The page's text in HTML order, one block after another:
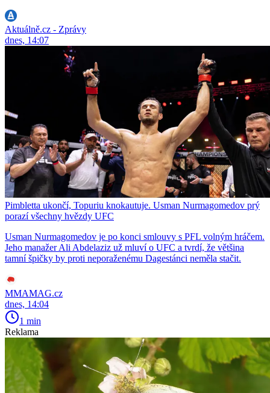
Aktuálně.cz - Zprávy
dnes, 14:07
Pimbletta ukončí, Topuriu knokautuje. Usman Nurmagomedov prý
porazí všechny hvězdy UFC
Usman Nurmagomedov je po konci smlouvy s PFL volným hráčem.
Jeho manažer Ali Abdelaziz už mluví o UFC a tvrdí, že většina
tamní špičky by proti neporaženému Dagestánci neměla stačit.
MMAMAG.cz
dnes, 14:04
1 min
Reklama